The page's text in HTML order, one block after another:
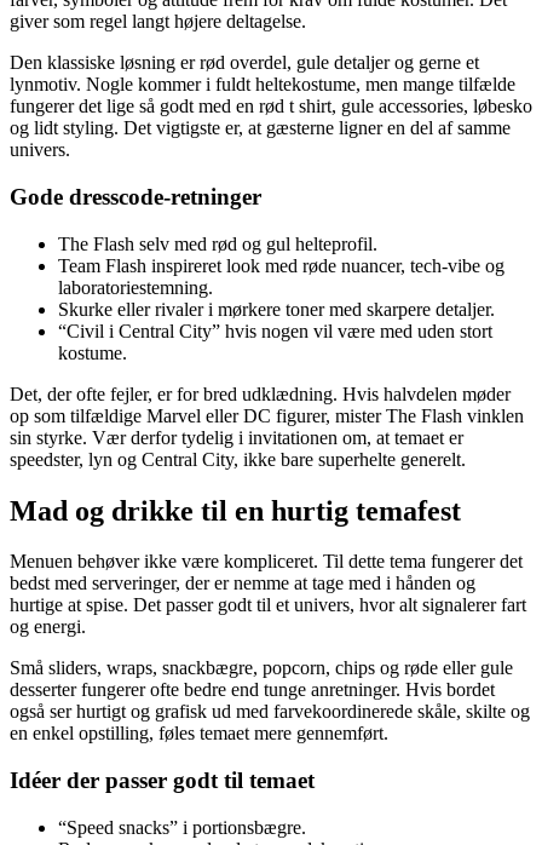
giver som regel langt højere deltagelse.
Den klassiske løsning er rød overdel, gule detaljer og gerne et
lynmotiv. Nogle kommer i fuldt heltekostume, men mange tilfælde
fungerer det lige så godt med en rød t shirt, gule accessories, løbesko
og lidt styling. Det vigtigste er, at gæsterne ligner en del af samme
univers.
Gode dresscode-retninger
The Flash selv med rød og gul helteprofil.
Team Flash inspireret look med røde nuancer, tech-vibe og
laboratoriestemning.
Skurke eller rivaler i mørkere toner med skarpere detaljer.
“Civil i Central City” hvis nogen vil være med uden stort
kostume.
Det, der ofte fejler, er for bred udklædning. Hvis halvdelen møder
op som tilfældige Marvel eller DC figurer, mister The Flash vinklen
sin styrke. Vær derfor tydelig i invitationen om, at temaet er
speedster, lyn og Central City, ikke bare superhelte generelt.
Mad og drikke til en hurtig temafest
Menuen behøver ikke være kompliceret. Til dette tema fungerer det
bedst med serveringer, der er nemme at tage med i hånden og
hurtige at spise. Det passer godt til et univers, hvor alt signalerer fart
og energi.
Små sliders, wraps, snackbægre, popcorn, chips og røde eller gule
desserter fungerer ofte bedre end tunge anretninger. Hvis bordet
også ser hurtigt og grafisk ud med farvekoordinerede skåle, skilte og
en enkel opstilling, føles temaet mere gennemført.
Idéer der passer godt til temaet
“Speed snacks” i portionsbægre.